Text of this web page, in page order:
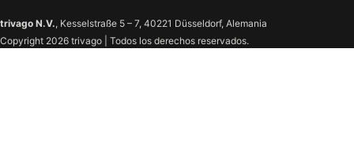
trivago N.V., Kesselstraße 5 – 7, 40221 Düsseldorf, Alemania
Copyright 2026 trivago | Todos los derechos reservados.